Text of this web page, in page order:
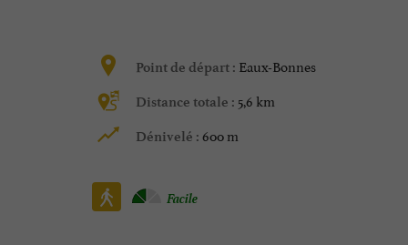
Point de départ : Eaux-Bonnes
Distance totale : 5,6 km
Dénivelé : 600 m
Facile